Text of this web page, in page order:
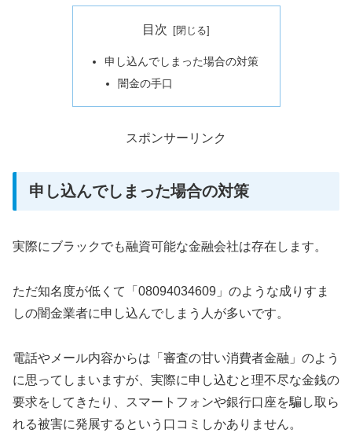
目次
申し込んでしまった場合の対策
闇金の手口
スポンサーリンク
申し込んでしまった場合の対策
実際にブラックでも融資可能な金融会社は存在します。
ただ知名度が低くて「08094034609」のような成りすま
しの闇金業者に申し込んでしまう人が多いです。
電話やメール内容からは「審査の甘い消費者金融」のよう
に思ってしまいますが、実際に申し込むと理不尽な金銭の
要求をしてきたり、スマートフォンや銀行口座を騙し取ら
れる被害に発展するという口コミしかありません。